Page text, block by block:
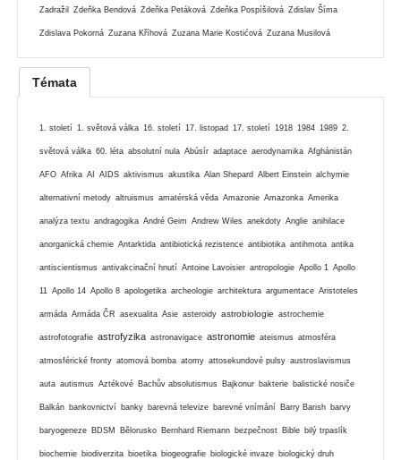
Zadražil Zdeňka Bendová Zdeňka Petáková Zdeňka Pospíšilová Zdislav Šíma
Zdislava Pokorná Zuzana Kříhová Zuzana Marie Kostićová Zuzana Musilová
Témata
1. století 1. světová válka 16. století 17. listopad 17. století 1918 1984 1989 2.
světová válka 60. léta absolutní nula Abúsír adaptace aerodynamika Afghánistán
AFO Afrika AI AIDS aktivismus akustika Alan Shepard Albert Einstein alchymie
alternativní metody altruismus amatérská věda Amazonie Amazonka Amerika
analýza textu andragogika André Geim Andrew Wiles anekdoty Anglie anihilace
anorganická chemie Antarktida antibiotická rezistence antibiotika antihmota antika
antiscientismus antivakcinační hnutí Antoine Lavoisier antropologie Apollo 1 Apollo
11 Apollo 14 Apollo 8 apologetika archeologie architektura argumentace Aristoteles
armáda Armáda ČR asexualita Asie asteroidy astrobiologie astrochemie
astrofotografie astrofyzika astronavigace astronomie ateismus atmosféra
atmosférické fronty atomová bomba atomy attosekundové pulsy austroslavismus
auta autismus Aztékové Bachův absolutismus Bajkonur bakterie balistické nosiče
Balkán bankovnictví banky barevná televize barevné vnímání Barry Barish barvy
baryogeneze BDSM Bělorusko Bernhard Riemann bezpečnost Bible bilý trpaslík
biochemie biodiverzita bioetika biogeografie biologické invaze biologický druh